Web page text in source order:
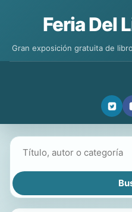
Feria Del
Gran exposición gratuita de